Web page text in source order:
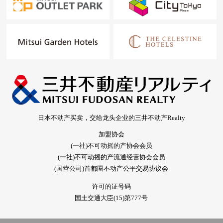
日本不动产买卖，交给龙头企业的三井不动产Realty
加盟协会
(一社)不可动摇的产协会会员
(一社)不可动摇的产流通经营协会会员
(国营公司)首都圈不动产公平交易协议会
许可的证号码
国土交通大臣(15)第777号